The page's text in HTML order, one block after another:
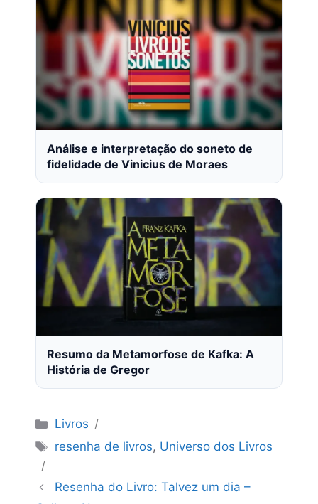
Análise e interpretação do soneto de
fidelidade de Vinicius de Moraes
Resumo da Metamorfose de Kafka: A
História de Gregor
Categorias
Livros
Tags
resenha de livros, Universo dos Livros
Resenha do Livro: Talvez um dia –